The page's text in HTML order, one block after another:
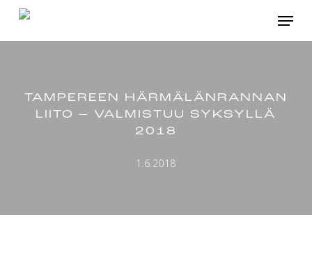
Skip
main
Menu
TAMPEREEN HÄRMÄLÄNRANNAN
LIITO – VALMISTUU SYKSYLLÄ
2018
1.6.2018